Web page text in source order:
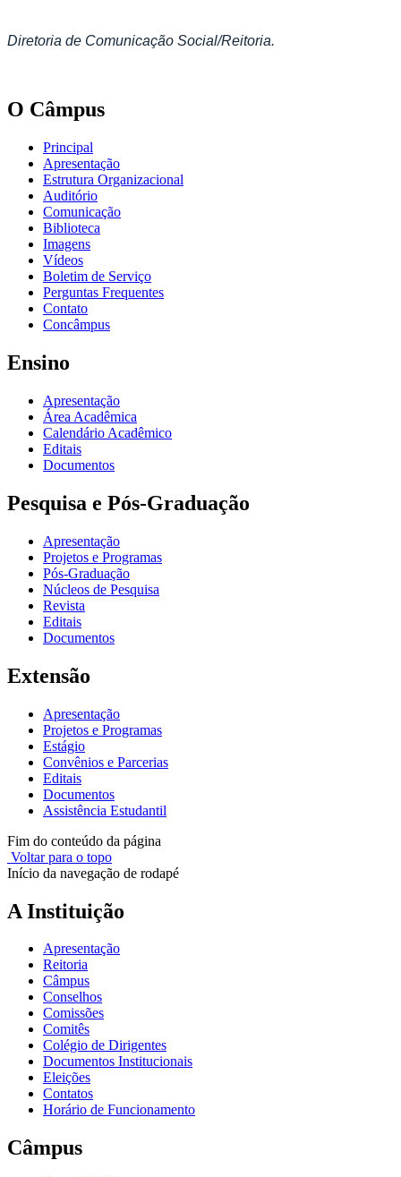
Diretoria de Comunicação Social/Reitoria.
O Câmpus
Principal
Apresentação
Estrutura Organizacional
Auditório
Comunicação
Biblioteca
Imagens
Vídeos
Boletim de Serviço
Perguntas Frequentes
Contato
Concâmpus
Ensino
Apresentação
Área Acadêmica
Calendário Acadêmico
Editais
Documentos
Pesquisa e Pós-Graduação
Apresentação
Projetos e Programas
Pós-Graduação
Núcleos de Pesquisa
Revista
Editais
Documentos
Extensão
Apresentação
Projetos e Programas
Estágio
Convênios e Parcerias
Editais
Documentos
Assistência Estudantil
Fim do conteúdo da página
Voltar para o topo
Início da navegação de rodapé
A Instituição
Apresentação
Reitoria
Câmpus
Conselhos
Comissões
Comitês
Colégio de Dirigentes
Documentos Institucionais
Eleições
Contatos
Horário de Funcionamento
Câmpus